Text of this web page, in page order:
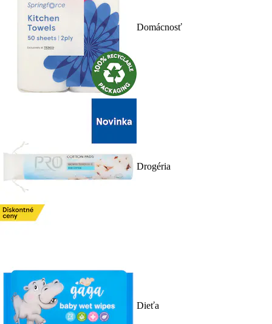
Domácnosť
Drogéria
Dieťa